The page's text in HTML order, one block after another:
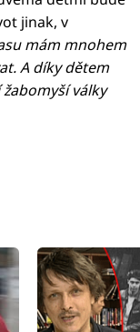
jinak, v
mám mnohem
A díky dětem
války